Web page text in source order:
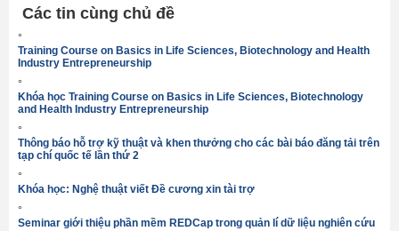
Các tin cùng chủ đề
°
Training Course on Basics in Life Sciences, Biotechnology and Health
Industry Entrepreneurship
°
Khóa học Training Course on Basics in Life Sciences, Biotechnology
and Health Industry Entrepreneurship
°
Thông báo hỗ trợ kỹ thuật và khen thưởng cho các bài báo đăng tải trên
tạp chí quốc tế lần thứ 2
°
Khóa học: Nghệ thuật viết Đề cương xin tài trợ
°
Seminar giới thiệu phần mềm REDCap trong quản lí dữ liệu nghiên cứu